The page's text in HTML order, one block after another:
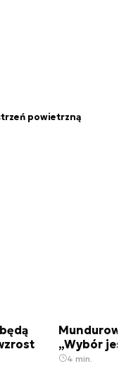
powietrzną
„Wybór
4 min.